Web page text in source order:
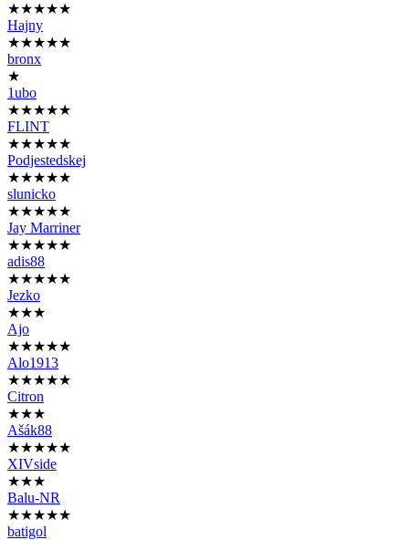
★★★★★
Hajny
★★★★★
bronx
★
1ubo
★★★★★
FLINT
★★★★★
Podjestedskej
★★★★★
slunicko
★★★★★
Jay Marriner
★★★★★
adis88
★★★★★
Jezko
★★★
Ajo
★★★★★
Alo1913
★★★★★
Citron
★★★
Ašák88
★★★★★
XIVside
★★★
Balu-NR
★★★★★
batigol